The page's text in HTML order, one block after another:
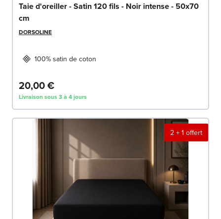
Taie d'oreiller - Satin 120 fils - Noir intense - 50x70
cm
DORSOLINE
100% satin de coton
20,00 €
Livraison sous 3 à 4 jours
2 + 1 offert